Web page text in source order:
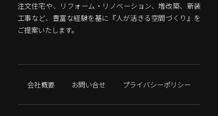
注文住宅や、リフォーム・リノベーション、増改築、新装
工事など、豊富な経験を基に『人が活きる空間づくり』を
ご提案いたします。
会社概要 お問い合せ プライバシーポリシー